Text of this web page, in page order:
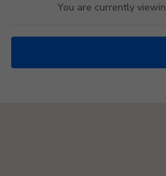
You are currently